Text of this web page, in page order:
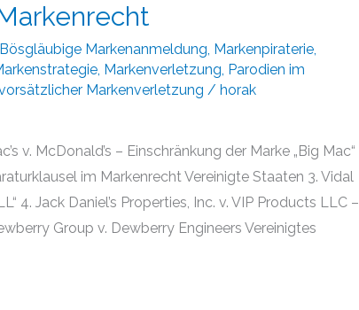
Bösgläubige Markenanmeldung, Markenpiraterie,
, Markenverletzung, Parodien im
Markenverletzung / horak
v. McDonald’s – Einschränkung der Marke „Big Mac“
im Markenrecht Vereinigte Staaten 3. Vidal
4. Jack Daniel’s Properties, Inc. v. VIP Products LLC –
Group v. Dewberry Engineers Vereinigtes